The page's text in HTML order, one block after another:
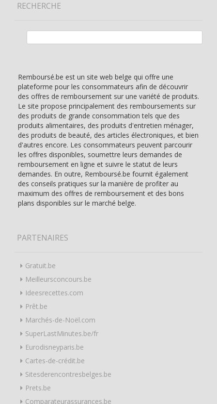
RECHERCHE
Remboursé.be est un site web belge qui offre une
plateforme pour les consommateurs afin de découvrir
des offres de remboursement sur une variété de produits.
Le site propose principalement des remboursements sur
des produits de grande consommation tels que des
produits alimentaires, des produits d'entretien ménager,
des produits de beauté, des articles électroniques, et bien
d'autres encore. Les consommateurs peuvent parcourir
les offres disponibles, soumettre leurs demandes de
remboursement en ligne et suivre le statut de leurs
demandes. En outre, Remboursé.be fournit également
des conseils pratiques sur la manière de profiter au
maximum des offres de remboursement et des bons
plans disponibles sur le marché belge.
PARTENAIRES
Gratuit.be
Meilleursconcours.be
Ideesrecettes.com
Prêt.be
Marchés-de-Noël.com
SuperLastMinutes.be/fr
Eurodisneyparis.be
Cartes-de-crédit.be
Sitesderencontresbelges.be
Prets.be
Comparateurassurances.be